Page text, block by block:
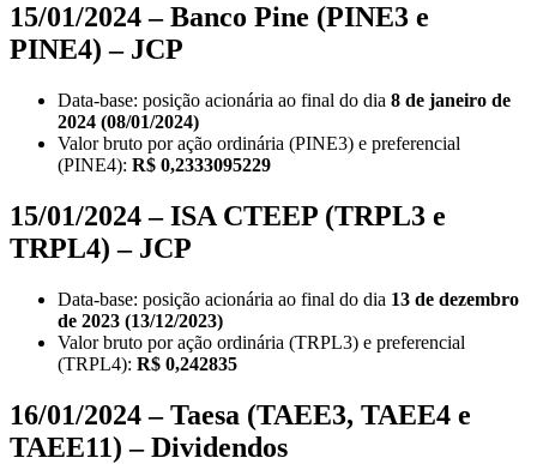
15/01/2024 – Banco Pine (PINE3 e
PINE4) – JCP
Data-base: posição acionária ao final do dia 8 de janeiro de
2024 (08/01/2024)
Valor bruto por ação ordinária (PINE3) e preferencial
(PINE4): R$ 0,2333095229
15/01/2024 – ISA CTEEP (TRPL3 e
TRPL4) – JCP
Data-base: posição acionária ao final do dia 13 de dezembro
de 2023 (13/12/2023)
Valor bruto por ação ordinária (TRPL3) e preferencial
(TRPL4): R$ 0,242835
16/01/2024 – Taesa (TAEE3, TAEE4 e
TAEE11) – Dividendos